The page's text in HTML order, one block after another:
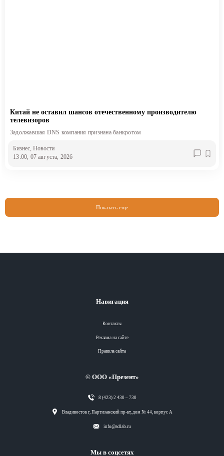
Китай не оставил шансов отечественному производителю
телевизоров
Задолжавшая DNS компания признана банкротом
Бизнес , Новости
13:00, 07 августа, 2026
Показать еще
Навигация
Контакты
Реклама на сайте
Правила сайта
© ООО «Презент»
8 (423) 2 430 – 730
Владивосток г, Партизанский пр-кт, дом № 44, корпус А
info@adlab.ru
Мы в соцсетях